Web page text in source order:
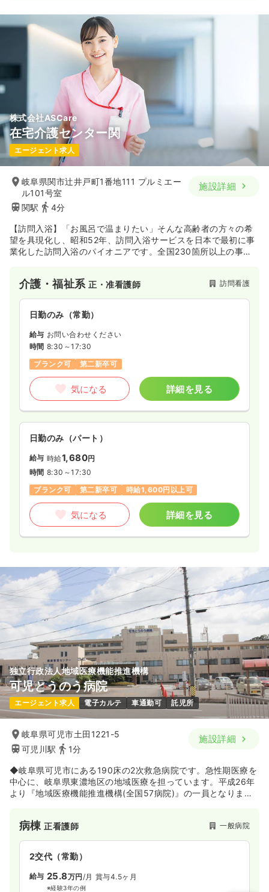
株式会社ASCare
在宅介護センター関
エージェント求人
岐阜県関市辻井戸町1番地111 プルミエー
ル101号室
関駅
4分
施設詳細
【訪問入浴】「お風呂で温まりたい」そんな高齢者の方々の希
望を具現化し、昭和52年、訪問入浴サービスを日本で最初に事
業化した訪問入浴のパイオニアです。全国230箇所以上の事業
もとづいた新しいサービス分野を創造するとともにサービスの
質の向上に努めています。
介護・福祉系正・准看護師 訪問看護
日勤のみ（常勤）
給与 お問い合わせください
時間 8:30～17:30
ブランク可
第二新卒可
気になる 詳細を見る
日勤のみ（パート）
給与 時給1,680円
時間 8:30～17:30
ブランク可
第二新卒可 時給1,600円以上可
気になる 詳細を見る
独立行政法人地域医療機能推進機構
可児とうのう病院
エージェント求人 電子カルテ 車通勤可 託児所
岐阜県可児市土田1221-5
可児川駅
1分
施設詳細
◆岐阜県可児市にある190床の2次救急病院です。急性期医療を
中心に、岐阜県東濃地区の地域医療を担っています。平成26年
より『地域医療機能推進機構(全国57病院)』の一員となりまし
病棟正看護師 一般病院
2交代（常勤）
給与 25.8万円/月 賞与4.5ヶ月
※経験3年の例